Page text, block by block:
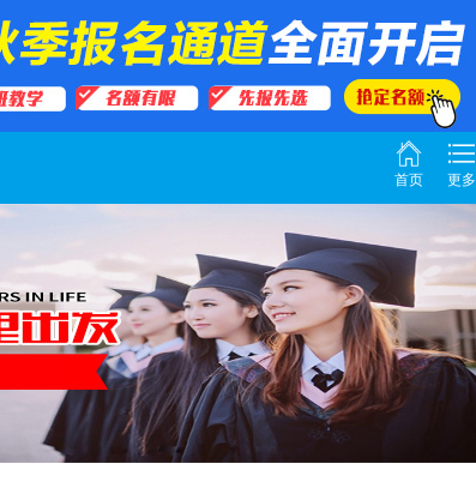
首页 更多